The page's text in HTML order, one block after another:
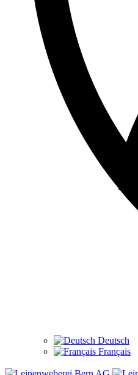
Deutsch
Français